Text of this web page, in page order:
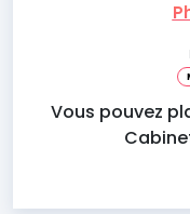
Vous pouvez